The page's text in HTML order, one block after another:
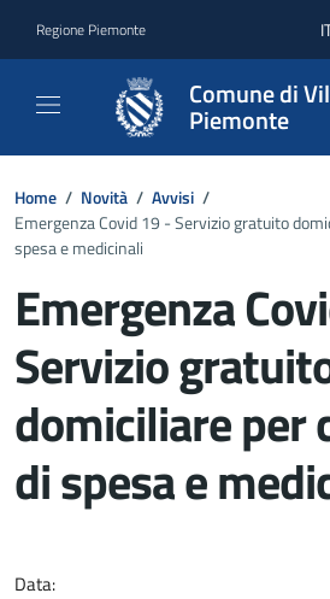
Regione Piemonte
Comune di
Piemonte
Home / Novità / Avvisi /
Emergenza Covid 19 - Servizio gratuito
spesa e medicinali
Emergenza
Servizio
domiciliare per
di spesa e
Data: